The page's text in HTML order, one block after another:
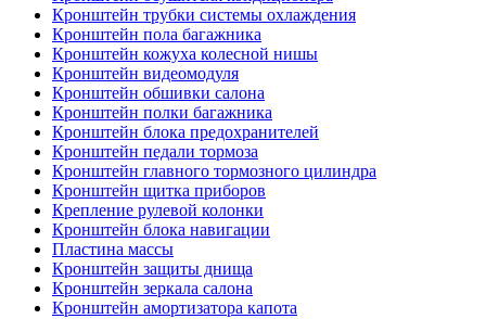
Кронштейн трубки системы охлаждения
Кронштейн пола багажника
Кронштейн кожуха колесной нишы
Кронштейн видеомодуля
Кронштейн обшивки салона
Кронштейн полки багажника
Кронштейн блока предохранителей
Кронштейн педали тормоза
Кронштейн главного тормозного цилиндра
Кронштейн щитка приборов
Крепление рулевой колонки
Кронштейн блока навигации
Пластина массы
Кронштейн защиты днища
Кронштейн зеркала салона
Кронштейн амортизатора капота